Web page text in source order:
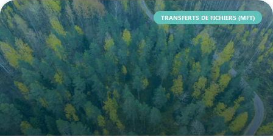
TRANSFERTS DE FICHIERS (MFT)